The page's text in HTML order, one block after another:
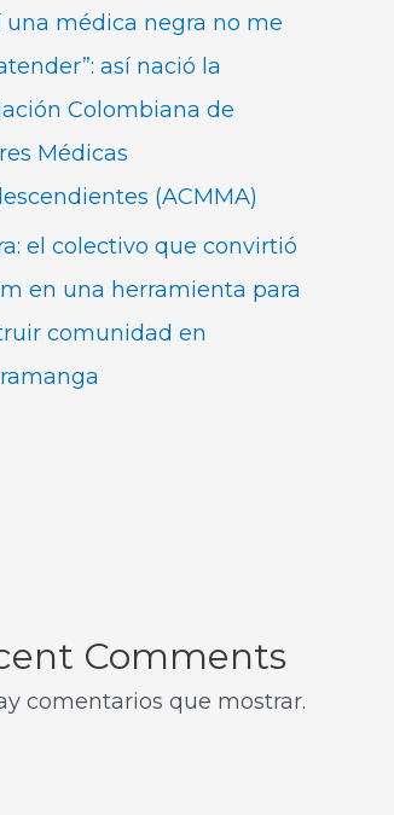
una médica negra no me
así nació la
Colombiana de
Médicas
(ACMMA)
el colectivo que convirtió
en una herramienta para
comunidad en
Comments
comentarios que mostrar.